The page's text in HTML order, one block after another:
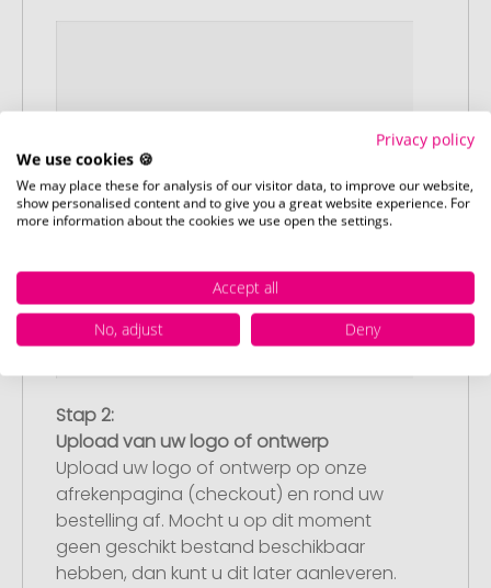
Stap 2:
Upload van uw logo of ontwerp
Upload uw logo of ontwerp op onze
afrekenpagina (checkout) en rond uw
bestelling af. Mocht u op dit moment
geen geschikt bestand beschikbaar
hebben, dan kunt u dit later aanleveren.
Privacy policy
We use cookies 🍪
We may place these for analysis of our visitor data, to improve our website,
show personalised content and to give you a great website experience. For
more information about the cookies we use open the settings.
Accept all
No, adjust
Deny